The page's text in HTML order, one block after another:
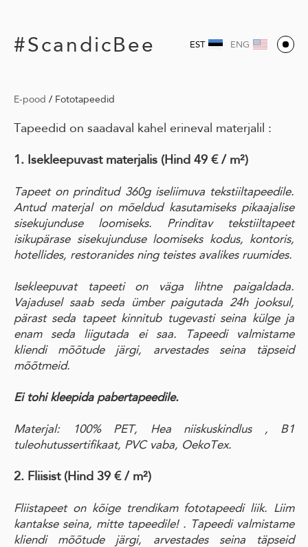
#ScandicBee EST ENG
E-pood / Fototapeedid
Tapeedid on saadaval kahel erineval materjalil :
1. Isekleepuvast materjalis (Hind 49 € / m²)
Tapeet on prinditud 360g iseliimuva tekstiiltapeedile.
Antud materjal on mõeldud kasutamiseks pikaajalise
sisekujunduse loomiseks. Prinditav tekstiiltapeet
isikupärase sisekujunduse loomiseks kodus, kontoris,
hotellides, restoranides ning teistes avalikes ruumides.
Isekleepuvat tapeeti on väga lihtne paigaldada.
Vajadusel saab seda ümber paigutada 24h jooksul,
pärast seda tapeet kinnitub tugevasti seina külge ja
enam seda liigutada ei saa. Tapeedi valmistame
kliendi mõõtude järgi, arvestades seina täpseid
mõõtmeid.
Ei tohi kleepida pabertapeedile.
Materjal: 100% PET, Hea niiskuskindlus , B1
tuleohutussertifikaat, PVC vaba, OekoTex.
2. Fliisist (Hind 39 € / m²)
Fliistapeet on kõige trendikam fototapeedi liik. Liim
kantakse seina, mitte tapeedile! . Tapeedi valmistame
kliendi mõõtude järgi, arvestades seina täpseid